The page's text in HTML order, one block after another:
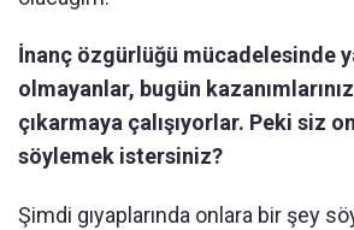
İnanç özgürlüğü mücadelesinde
olmayanlar, bugün
çıkarmaya çalışıyorlar. Peki siz
söylemek istersiniz?
Şimdi gıyaplarında onlara bir şey